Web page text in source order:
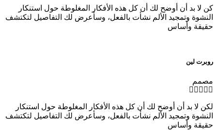
كن لا بد أن أوضح لك أن كل هذه الأفكار المغلوطة حول استنكار
النشوة وتمجيد الألم نشأت بالفعل، وسأعرض لك التفاصيل لتكتشف
حقيقة وأساس
روبرت لين
مصمم
لكن لا بد أن أوضح لك أن كل هذه الأفكار المغلوطة حول استنكار
النشوة وتمجيد الألم نشأت بالفعل، وسأعرض لك التفاصيل لتكتشف
حقيقة وأساس